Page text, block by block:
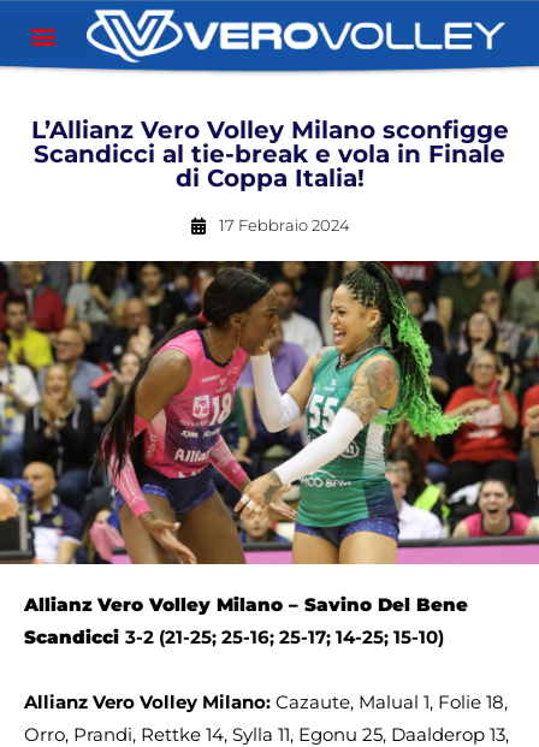
L’Allianz Vero Volley Milano sconfigge
Scandicci al tie-break e vola in Finale
di Coppa Italia!
17 Febbraio 2024
Allianz Vero Volley Milano – Savino Del Bene
Scandicci 3-2 (21-25; 25-16; 25-17; 14-25; 15-10)
Allianz Vero Volley Milano: Cazaute, Malual 1, Folie 18,
Orro, Prandi, Rettke 14, Sylla 11, Egonu 25, Daalderop 13,